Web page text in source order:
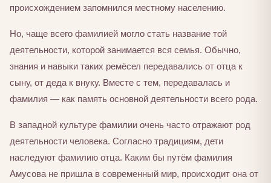
происхождением запомнился местному населению.
Но, чаще всего фамилией могло стать название той
деятельности, которой занимается вся семья. Обычно,
знания и навыки таких ремёсел передавались от отца к
сыну, от деда к внуку. Вместе с тем, передавалась и
фамилия — как память основной деятельности всего рода.
В западной культуре фамилии очень часто отражают род
деятельности человека. Согласно традициям, дети
наследуют фамилию отца. Каким бы путём фамилия
Амусова не пришла в современный мир, происходит она от